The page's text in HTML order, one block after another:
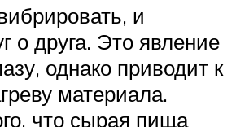
и
о друга. Это явление
однако приводит к
материала.
что сырая пища